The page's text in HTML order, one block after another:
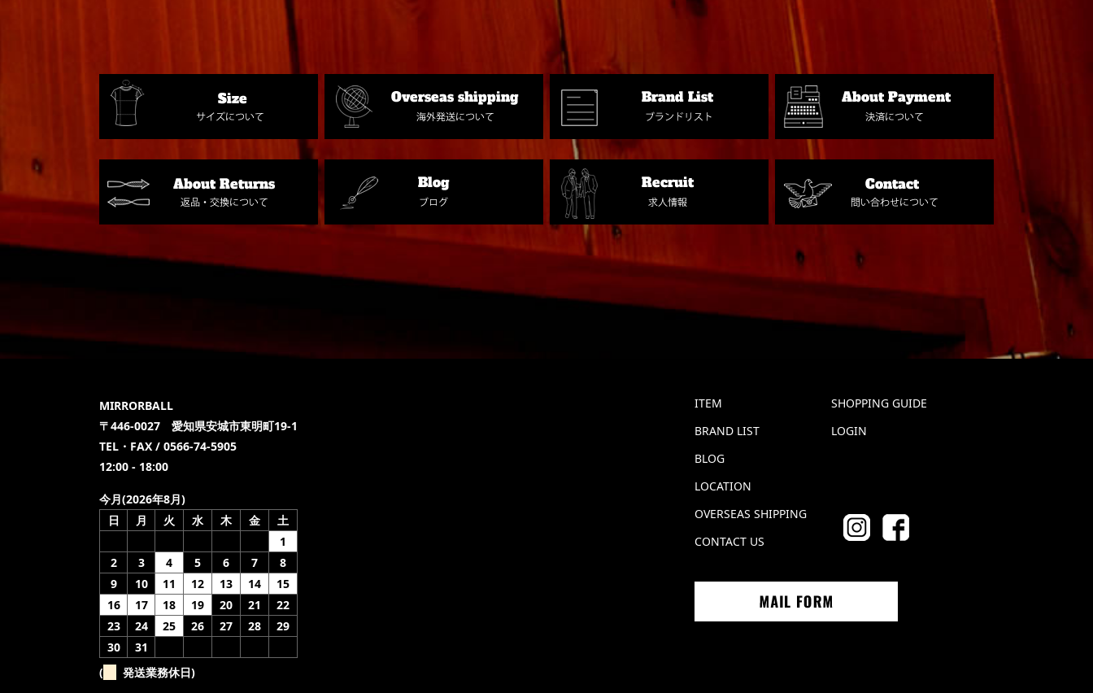
MIRRORBALL
〒446-0027 愛知県安城市東明町19-1
TEL・FAX / 0566-74-5905
12:00 - 18:00
今月(2026年8月)
日
月 火 水 木 金
土
1
2
3 4 5 6 7
8
9
10 11 12 13 14
15
16
17 18 19 20 21
22
23
24 25 26 27 28
29
30
31
(
発送業務休日)
ITEM
BRAND LIST
BLOG
LOCATION
OVERSEAS SHIPPING
CONTACT US
SHOPPING GUIDE
LOGIN